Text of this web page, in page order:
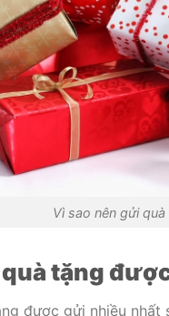
Vì sao nên gửi
tặng